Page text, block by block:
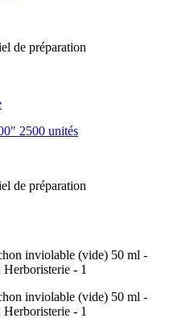
de préparation
2500 unités
de préparation